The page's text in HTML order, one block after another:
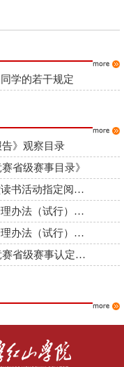
学的若干规定
告》观察目录
省级赛事目录》
南京财经大学红山学院本科生第二课堂读书活动指定阅读书目（2024...
南京财经大学红山学院第二课堂学分管理办法（试行）【2021-2023...
南京财经大学红山学院第二课堂学分管理办法（试行）【2024级开始...
《2023年全省普通高校本专科生学科竞赛省级赛事认定名单》